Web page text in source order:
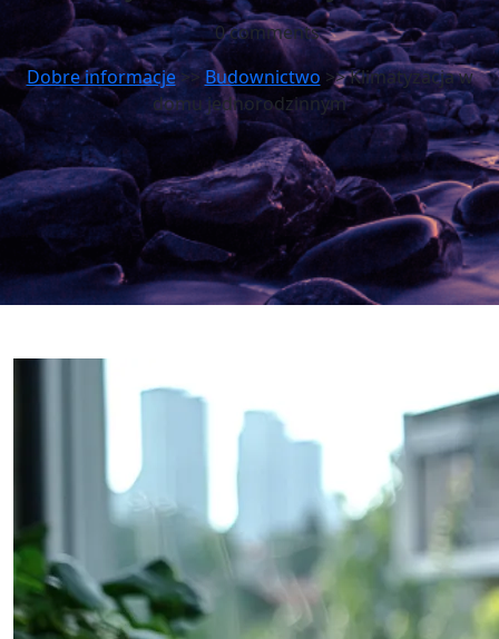
0 comments
Dobre informacje>>Budownictwo>> Klimatyzacja w
domu jednorodzinnym